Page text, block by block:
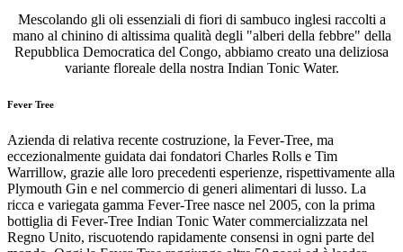
Mescolando gli oli essenziali di fiori di sambuco inglesi raccolti a
mano al chinino di altissima qualità degli "alberi della febbre" della
Repubblica Democratica del Congo, abbiamo creato una deliziosa
variante floreale della nostra Indian Tonic Water.
Fever Tree
Azienda di relativa recente costruzione, la Fever-Tree, ma
eccezionalmente guidata dai fondatori Charles Rolls e Tim
Warrillow, grazie alle loro precedenti esperienze, rispettivamente alla
Plymouth Gin e nel commercio di generi alimentari di lusso. La
ricca e variegata gamma Fever-Tree nasce nel 2005, con la prima
bottiglia di Fever-Tree Indian Tonic Water commercializzata nel
Regno Unito, riscuotendo rapidamente consensi in ogni parte del